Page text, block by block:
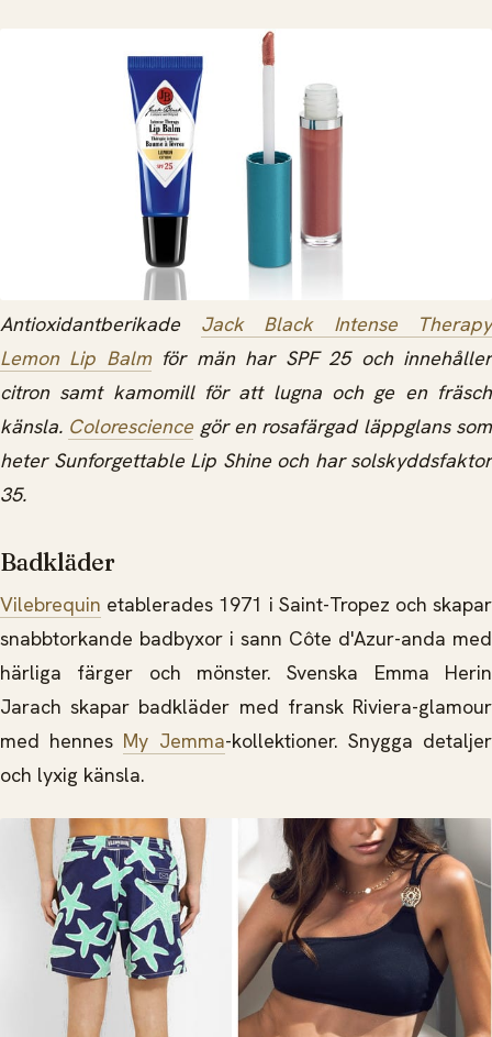
Antioxidantberikade Jack Black Intense Therapy
Lemon Lip Balmför män har SPF 25 och innehåller
citron samt kamomill för att lugna och ge en fräsch
känsla. Colorescience gör en rosafärgad läppglans som
heter Sunforgettable Lip Shine och har solskyddsfaktor
35.
Badkläder
Vilebrequin etablerades 1971 i Saint-Tropez och skapar
snabbtorkande badbyxor i sann Côte d'Azur-anda med
härliga färger och mönster. Svenska Emma Herin
Jarach skapar badkläder med fransk Riviera-glamour
med hennes My Jemma-kollektioner. Snygga detaljer
och lyxig känsla.